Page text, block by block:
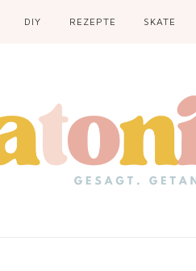
DIY REZEPTE SKATE